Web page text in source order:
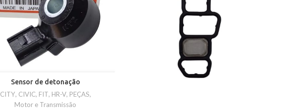
Sensor de detonação
CITY, CIVIC, FIT, HR-V, PEÇAS,
Motor e Transmissão